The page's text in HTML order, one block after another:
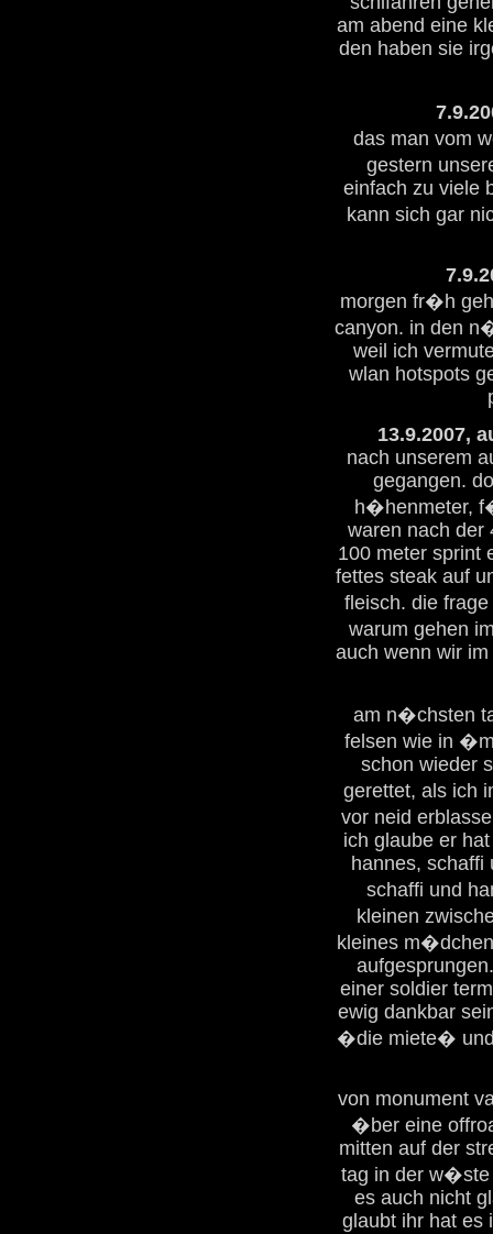
am abend eine
den haben sie
das man vom
gestern
einfach zu viele
kann sich gar
morgen fr�h
canyon. in den
weil ich
wlan hotspots
13.9.2007,
nach unserem
gegangen.
h�henmeter,
waren nach der
100 meter sprint
fettes steak auf
fleisch. die
warum gehen
auch wenn wir
am n�chsten
felsen wie in
schon wieder
gerettet, als ich
vor neid
ich glaube er
hannes, schaffi
schaffi und
kleinen
kleines
einer soldier
ewig dankbar
�die miete�
von monument
�ber eine
mitten auf der
tag in der w�ste
es auch nicht
glaubt ihr hat es